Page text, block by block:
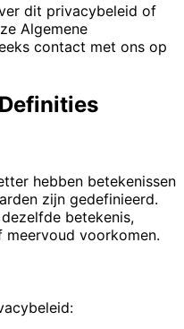
dit privacybeleid of
Algemene
contact met ons op
hebben betekenissen
zijn gedefinieerd.
betekenis,
voorkomen.